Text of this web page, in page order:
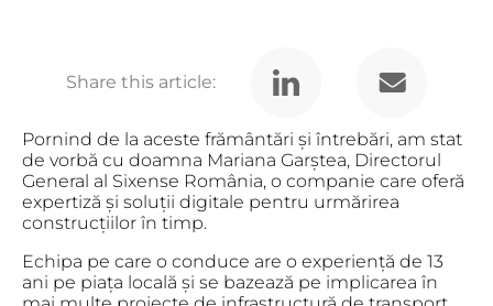
Share this article:
Pornind de la aceste frământări și întrebări, am stat
de vorbă cu doamna Mariana Garștea, Directorul
General al Sixense România, o companie care oferă
expertiză și soluții digitale pentru urmărirea
construcțiilor în timp.
Echipa pe care o conduce are o experiență de 13
ani pe piața locală și se bazează pe implicarea în